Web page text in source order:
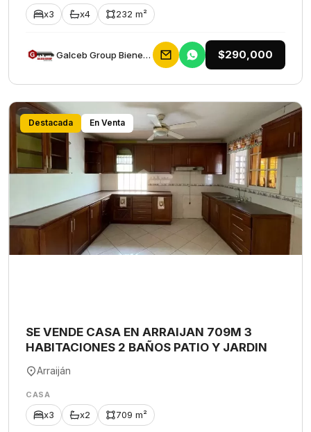
x3 x4 232 m²
Galceb Group Bienes Raices $290,000
Destacada En Venta
SE VENDE CASA EN ARRAIJAN 709M 3
HABITACIONES 2 BAÑOS PATIO Y JARDIN
Arraiján
CASA
x3 x2 709 m²